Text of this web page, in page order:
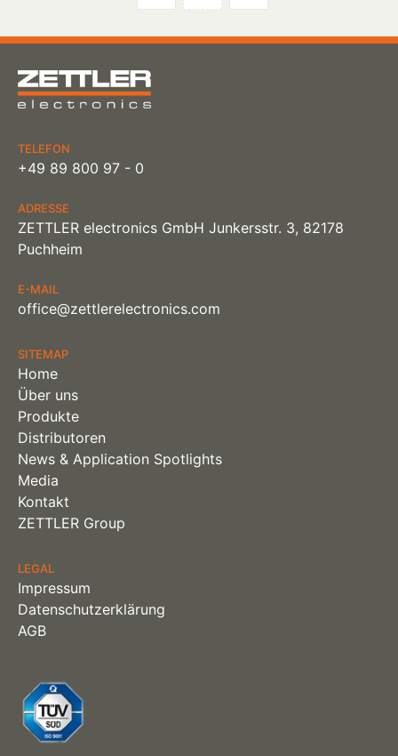
der
Beiträge
TELEFON
+49 89 800 97 - 0
ADRESSE
ZETTLER electronics GmbH Junkersstr. 3, 82178
Puchheim
E-MAIL
office@zettlerelectronics.com
SITEMAP
Home
Über uns
Produkte
Distributoren
News & Application Spotlights
Media
Kontakt
ZETTLER Group
LEGAL
Impressum
Datenschutzerklärung
AGB